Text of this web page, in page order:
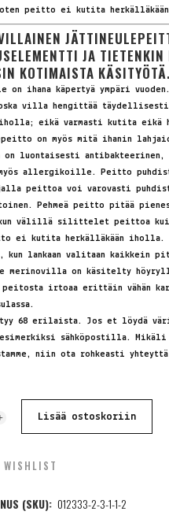
joten peitto ei kutita
JA
KOTIMAISTA KÄSITYÖTÄ.
on ihana käpertyä ympäri
villa hengittää
eikä varmasti kutita eikä
on myös mitä ihanin
on luontaisesti antibakteerinen,
allergikoille. Peitto
peittoa voi varovasti
Pehmeä peitto pitää
kun välillä silittelet peittoa
ei kutita herkälläkään iholla.
kun lankaan valitaan kaikkein
merinovilla on käsitelty
peitosta irtoaa erittäin vähän
68 erilaista. Jos et löydä
sähköpostilla. Mikäli
niin ota rohkeasti
Lisää ostoskoriin
WISHLIST
(SKU): 012333-2-3-1-1-2